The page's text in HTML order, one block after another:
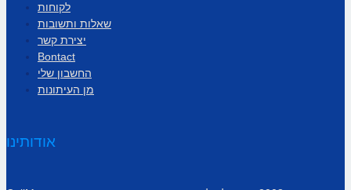
לקוחות
שאלות ותשובות
יצירת קשר
Bontact
החשבון שלי
מן העיתונות
אודותינו